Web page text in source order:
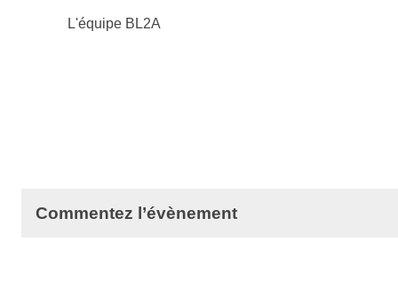
L'équipe BL2A
Commentez l’évènement